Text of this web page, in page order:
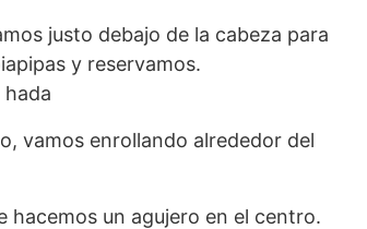
justo debajo de la cabeza para
y reservamos.
vamos enrollando alrededor del
hacemos un agujero en el centro.